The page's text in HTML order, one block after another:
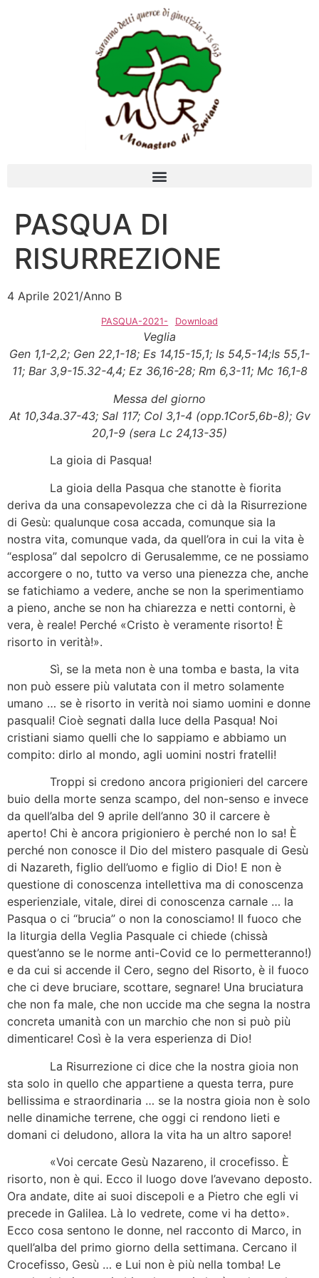
PASQUA DI
RISURREZIONE
4 Aprile 2021/Anno B
PASQUA-2021- Download
Veglia
Gen 1,1-2,2; Gen 22,1-18; Es 14,15-15,1; Is 54,5-14;Is 55,1-
11; Bar 3,9-15.32-4,4; Ez 36,16-28; Rm 6,3-11; Mc 16,1-8
Messa del giorno
At 10,34a.37-43; Sal 117; Col 3,1-4 (opp.1Cor5,6b-8); Gv
20,1-9 (sera Lc 24,13-35)
La gioia di Pasqua!
La gioia della Pasqua che stanotte è fiorita
deriva da una consapevolezza che ci dà la Risurrezione
di Gesù: qualunque cosa accada, comunque sia la
nostra vita, comunque vada, da quell’ora in cui la vita è
“esplosa” dal sepolcro di Gerusalemme, ce ne possiamo
accorgere o no, tutto va verso una pienezza che, anche
se fatichiamo a vedere, anche se non la sperimentiamo
a pieno, anche se non ha chiarezza e netti contorni, è
vera, è reale! Perché «Cristo è veramente risorto! È
risorto in verità!».
Sì, se la meta non è una tomba e basta, la vita
non può essere più valutata con il metro solamente
umano … se è risorto in verità noi siamo uomini e donne
pasquali! Cioè segnati dalla luce della Pasqua! Noi
cristiani siamo quelli che lo sappiamo e abbiamo un
compito: dirlo al mondo, agli uomini nostri fratelli!
Troppi si credono ancora prigionieri del carcere
buio della morte senza scampo, del non-senso e invece
da quell’alba del 9 aprile dell’anno 30 il carcere è
aperto! Chi è ancora prigioniero è perché non lo sa! È
perché non conosce il Dio del mistero pasquale di Gesù
di Nazareth, figlio dell’uomo e figlio di Dio! E non è
questione di conoscenza intellettiva ma di conoscenza
esperienziale, vitale, direi di conoscenza carnale … la
Pasqua o ci “brucia” o non la conosciamo! Il fuoco che
la liturgia della Veglia Pasquale ci chiede (chissà
quest’anno se le norme anti-Covid ce lo permetteranno!)
e da cui si accende il Cero, segno del Risorto, è il fuoco
che ci deve bruciare, scottare, segnare! Una bruciatura
che non fa male, che non uccide ma che segna la nostra
concreta umanità con un marchio che non si può più
dimenticare! Così è la vera esperienza di Dio!
La Risurrezione ci dice che la nostra gioia non
sta solo in quello che appartiene a questa terra, pure
bellissima e straordinaria … se la nostra gioia non è solo
nelle dinamiche terrene, che oggi ci rendono lieti e
domani ci deludono, allora la vita ha un altro sapore!
«Voi cercate Gesù Nazareno, il crocefisso. È
risorto, non è qui. Ecco il luogo dove l’avevano deposto.
Ora andate, dite ai suoi discepoli e a Pietro che egli vi
precede in Galilea. Là lo vedrete, come vi ha detto».
Ecco cosa sentono le donne, nel racconto di Marco, in
quell’alba del primo giorno della settimana. Cercano il
Crocefisso, Gesù … e Lui non è più nella tomba! Le